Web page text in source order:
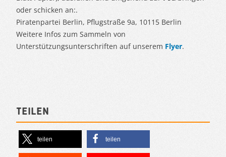
oder schicken an:.
Piratenpartei Berlin, Pflugstraße 9a, 10115 Berlin
Weitere Infos zum Sammeln von
Unterstützungsunterschriften auf unserem Flyer.
Teilen
teilen teilen